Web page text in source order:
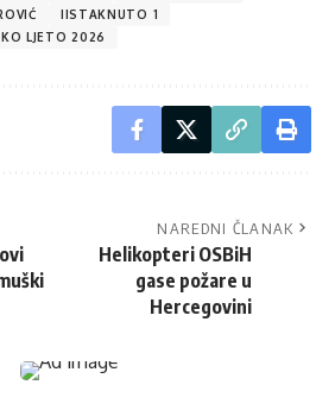
IISTAKNUTO 1
LJETO 2026
NAREDNI ČLANAK
Helikopteri OSBiH
gase požare u
Hercegovini